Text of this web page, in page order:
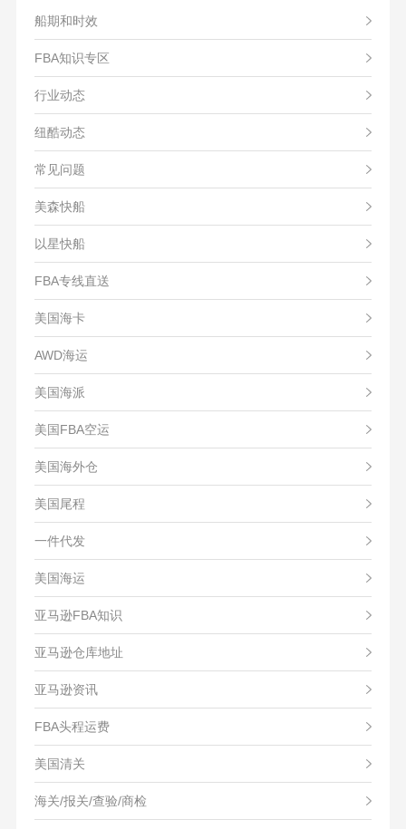
船期和时效
FBA知识专区
行业动态
纽酷动态
常见问题
美森快船
以星快船
FBA专线直送
美国海卡
AWD海运
美国海派
美国FBA空运
美国海外仓
美国尾程
一件代发
美国海运
亚马逊FBA知识
亚马逊仓库地址
亚马逊资讯
FBA头程运费
美国清关
海关/报关/查验/商检